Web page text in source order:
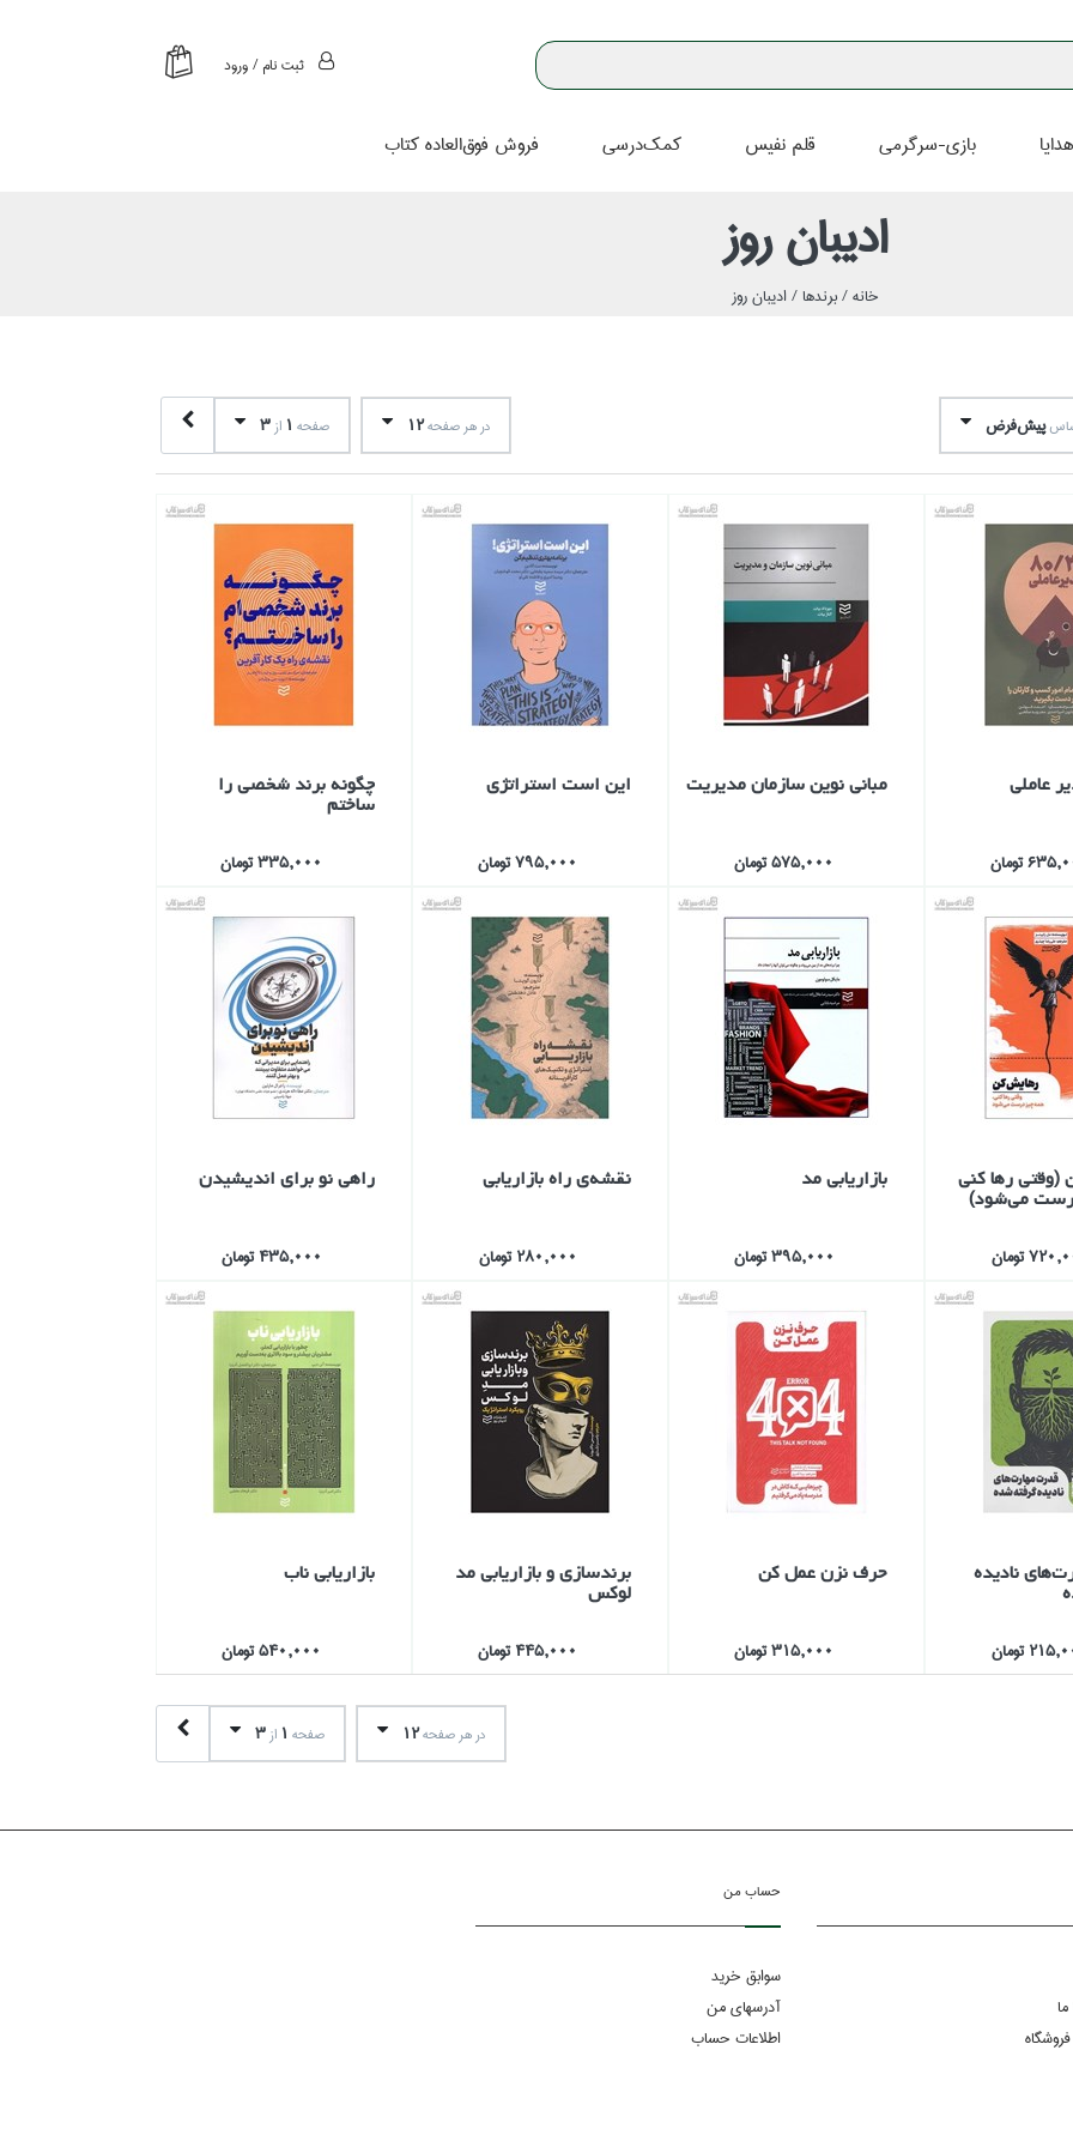
ثبت نام / ورود
بازي-سرگرمي قلم نفيس كمك‌درسي فروش فوق‌العاده كتاب
اديبان روز
خانه /برندها /اديبان روز
پيش‌فرض در هر صفحه12 صفحه 1 از3
تومان
مباني نوين سازمان مديريت
575,000 تومان
اين است استراتژي
795,000 تومان
چگونه برند شخصي را
ساختم
335,000 تومان
رها كني
مي‌شود)
تومان
بازاريابي مد
395,000 تومان
نقشه‌ي راه بازاريابي
280,000 تومان
راهي نو براي انديشيدن
435,000 تومان
ناديده
تومان
حرف نزن عمل كن
315,000 تومان
برندسازي و بازاريابي مد
لوكس
445,000 تومان
بازاريابي ناب
540,000 تومان
در هر صفحه12 صفحه 1 از3
حساب من
سوابق خرید
آدرسهای من
اطلاعات حساب